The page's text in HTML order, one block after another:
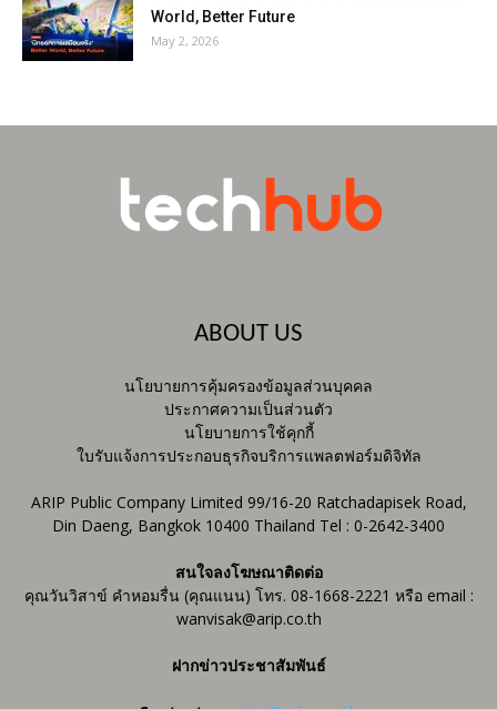
World, Better Future
May 2, 2026
ABOUT US
นโยบายการคุ้มครองข้อมูลส่วนบุคคล
ประกาศความเป็นส่วนตัว
นโยบายการใช้คุกกี้
ใบรับแจ้งการประกอบธุรกิจบริการแพลตฟอร์มดิจิทัล
ARIP Public Company Limited 99/16-20 Ratchadapisek Road,
Din Daeng, Bangkok 10400 Thailand Tel : 0-2642-3400
สนใจลงโฆษณาติดต่อ
คุณวันวิสาข์ คำหอมรื่น (คุณแนน) โทร. 08-1668-2221 หรือ email :
wanvisak@arip.co.th
ฝากข่าวประชาสัมพันธ์